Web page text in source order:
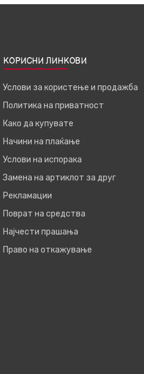
КОРИСНИ ЛИНКОВИ
Услови за користење и продажба
Политика на приватност
Како да купувате
Начини на плаќање
Услови на испорака
Замена на артиклот за друг
Рекламации
Поврат на средства
Најчести прашања
Право на откажување